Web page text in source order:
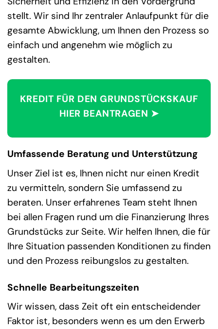
stellt. Wir sind Ihr zentraler Anlaufpunkt für die
gesamte Abwicklung, um Ihnen den Prozess so
einfach und angenehm wie möglich zu
gestalten.
KREDIT FÜR DEN GRUNDSTÜCKSKAUF
HIER BEANTRAGEN ➤
Umfassende Beratung und Unterstützung
Unser Ziel ist es, Ihnen nicht nur einen Kredit
zu vermitteln, sondern Sie umfassend zu
beraten. Unser erfahrenes Team steht Ihnen
bei allen Fragen rund um die Finanzierung Ihres
Grundstücks zur Seite. Wir helfen Ihnen, die für
Ihre Situation passenden Konditionen zu finden
und den Prozess reibungslos zu gestalten.
Schnelle Bearbeitungszeiten
Wir wissen, dass Zeit oft ein entscheidender
Faktor ist, besonders wenn es um den Erwerb